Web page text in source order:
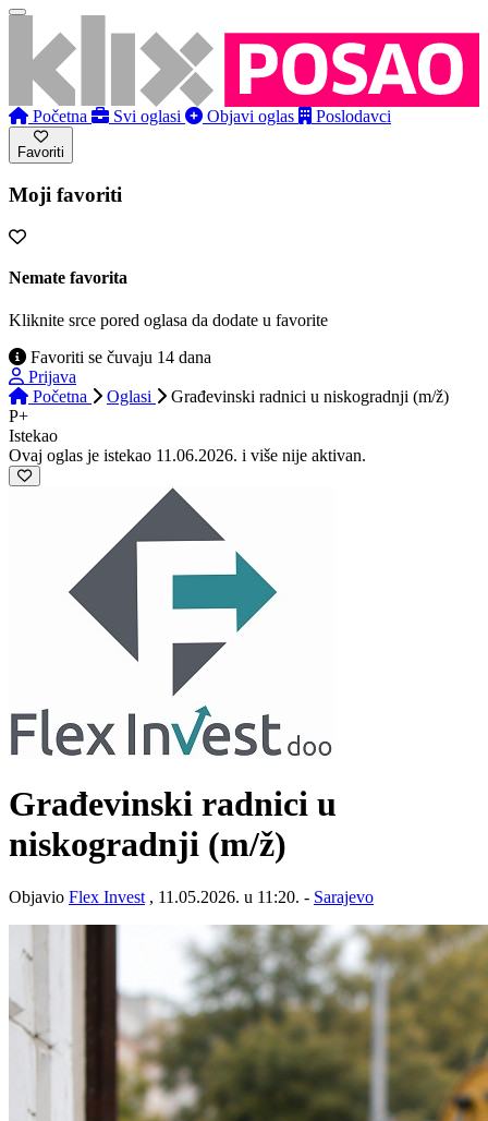
Početna Svi oglasi Objavi oglas Poslodavci
Favoriti
Moji favoriti
Nemate favorita
Kliknite srce pored oglasa da dodate u favorite
Favoriti se čuvaju 14 dana
Prijava
Početna
Oglasi
Građevinski radnici u niskogradnji (m/ž)
P+
Istekao
Ovaj oglas je istekao 11.06.2026. i više nije aktivan.
Građevinski radnici u
niskogradnji (m/ž)
Objavio Flex Invest , 11.05.2026. u 11:20. - Sarajevo